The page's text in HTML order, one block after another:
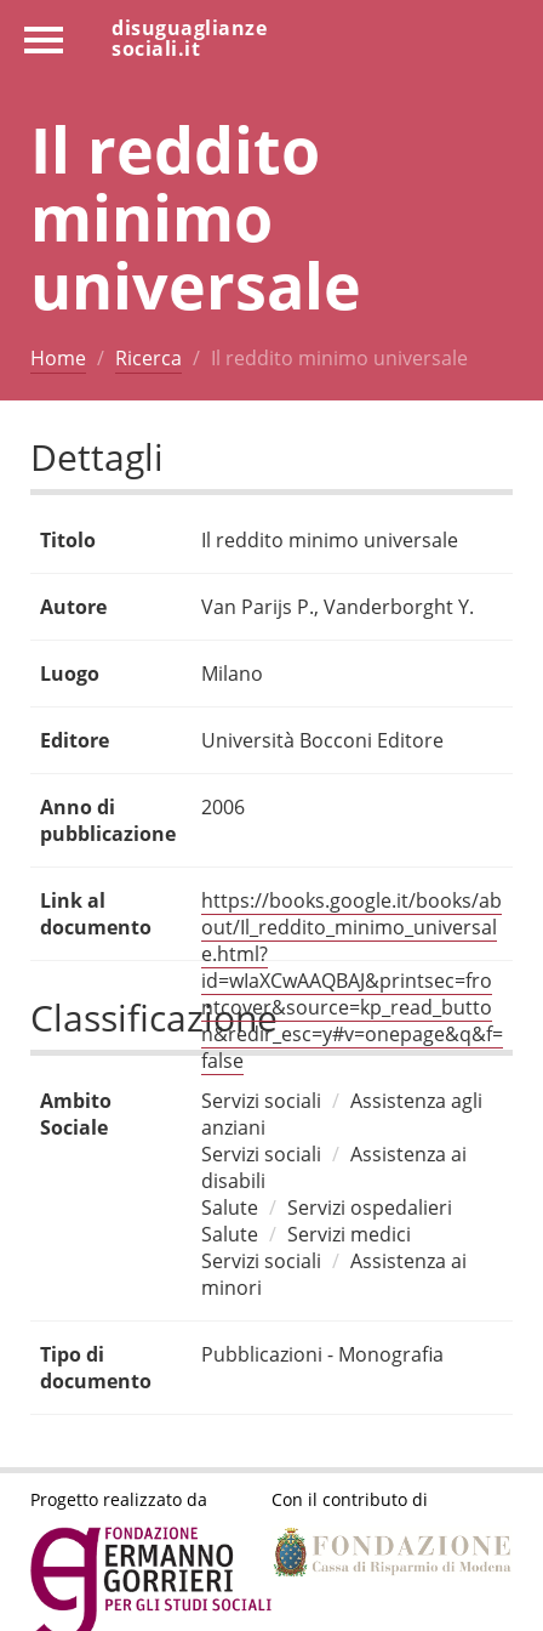
disuguaglianze
sociali.it
Il reddito
minimo
universale
Home Ricerca Il reddito minimo universale
Dettagli
Titolo Il reddito minimo universale
Autore Van Parijs P., Vanderborght Y.
Luogo Milano
Editore Università Bocconi Editore
Anno di
pubblicazione
2006
Link al
documento
https://books.google.it/books/ab
out/Il_reddito_minimo_universal
e.html?
id=wIaXCwAAQBAJ&printsec=fro
ntcover&source=kp_read_butto
n&redir_esc=y#v=onepage&q&f=
false
Classificazione
Ambito
Sociale
Servizi sociali
Assistenza agli
anziani
Servizi sociali
Assistenza ai
disabili
Salute
Servizi ospedalieri
Salute
Servizi medici
Servizi sociali
Assistenza ai
minori
Tipo di
documento
Pubblicazioni - Monografia
Progetto realizzato da Con il contributo di